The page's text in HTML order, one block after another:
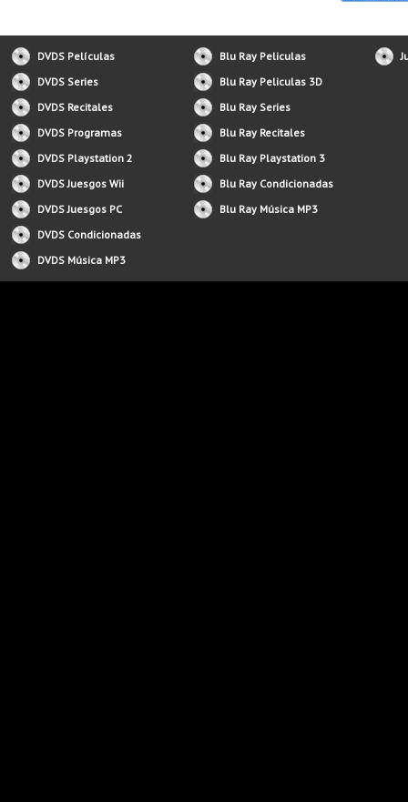
DVDS Películas
DVDS Series
DVDS Recitales
DVDS Programas
DVDS Playstation 2
DVDS Juesgos Wii
DVDS Juesgos PC
DVDS Condicionadas
DVDS Música MP3
Blu Ray Peliculas
Blu Ray Peliculas 3D
Blu Ray Series
Blu Ray Recitales
Blu Ray Playstation 3
Blu Ray Condicionadas
Blu Ray Música MP3